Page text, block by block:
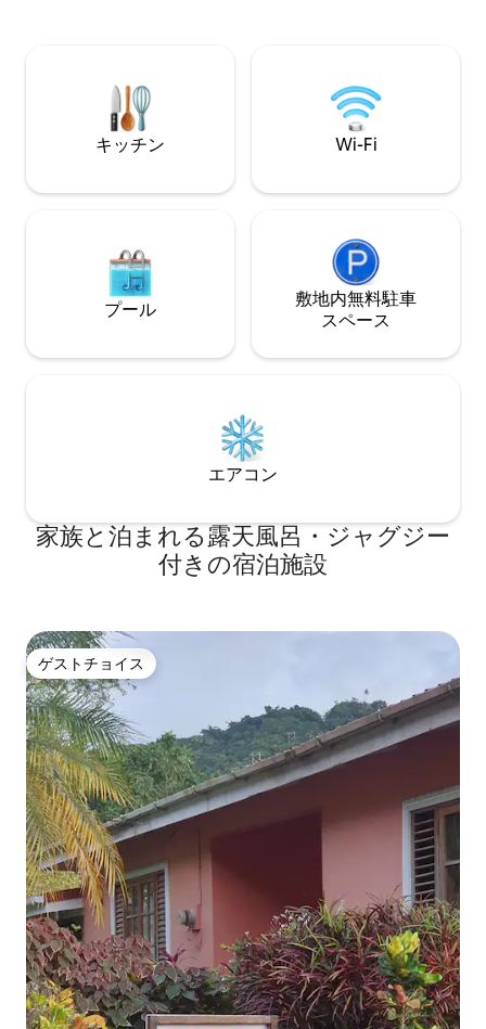
屋、バスルーム1部屋、素晴らしいキッチ
ンを備えており、とても歓迎のスタッ
フ、爽やかな塩水のプライベートプラン
ジプール、緑豊かな熱帯庭園があり、き
ル、冷たいビール
レオール料理、国
しています。トリ
堂入り。1人部屋
キッチン Wi-Fi
プール
敷地内無料駐⁠車
ス⁠ペ⁠ー⁠ス
エアコン
家族と泊まれる露天風呂・ジャグジー
付きの宿泊施設
ゲストチョイス
ゲストチョイス